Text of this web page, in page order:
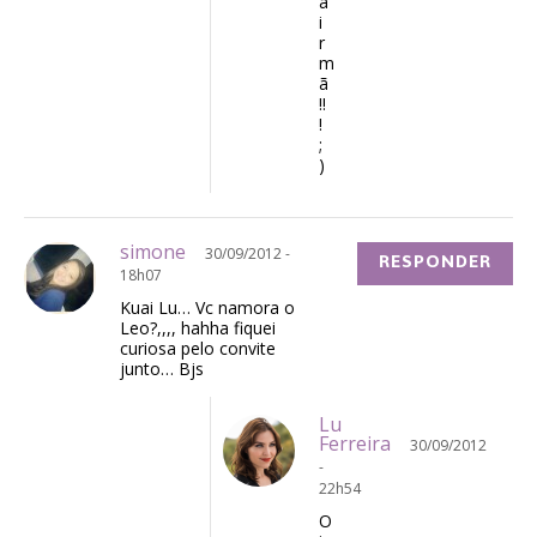
i
r
m
ã
!!
!
;
)
simone
30/09/2012 -
18h07
Kuai Lu… Vc namora o
Leo?,,,, hahha fiquei
curiosa pelo convite
junto… Bjs
RESPONDER
Lu
Ferreira
30/09/2012
-
22h54
O